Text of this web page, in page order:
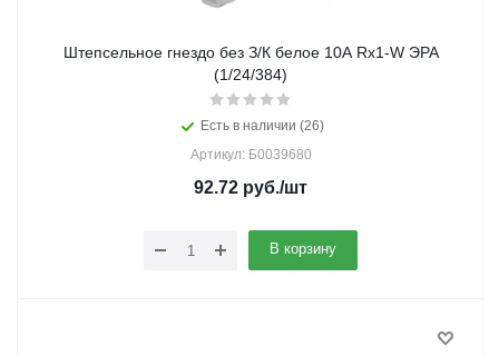
Штепсельное гнездо без З/К белое 10А Rx1-W ЭРА
(1/24/384)
Есть в наличии (26)
Артикул: Б0039680
92.72 руб./шт
В корзину